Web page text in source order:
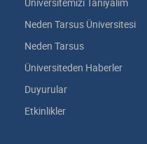
Neden Tarsus Üniversitesi
Neden Tarsus
Üniversiteden Haberler
Duyurular
Etkinlikler